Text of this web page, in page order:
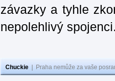
závazky a tyhle
nepolehlivý
Chuckie Praha nemůže za vaše